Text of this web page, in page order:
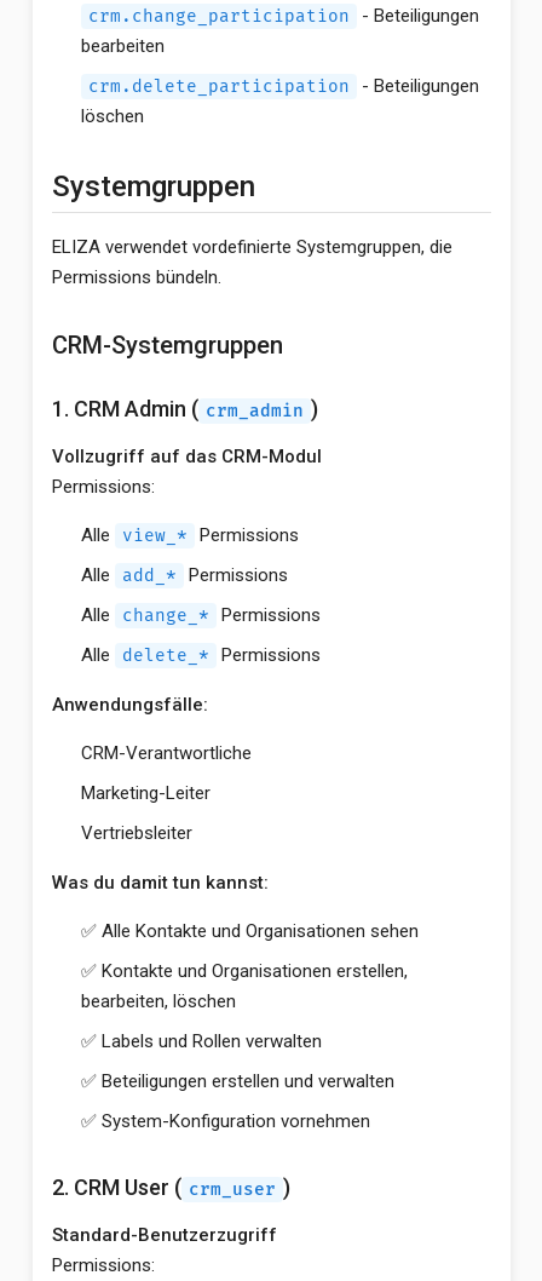
crm.change_participation
- Beteiligungen
bearbeiten
crm.delete_participation
- Beteiligungen
löschen
Systemgruppen
ELIZA verwendet vordefinierte Systemgruppen, die
Permissions bündeln.
CRM-Systemgruppen
1. CRM Admin ( crm_admin )
Vollzugriff auf das CRM-Modul
Permissions:
Alle view_*
Permissions
Alle
add_*
Permissions
Alle
change_*
Permissions
Alle
delete_* Permissions
Anwendungsfälle:
CRM-Verantwortliche
Marketing-Leiter
Vertriebsleiter
Was du damit tun kannst:
✅ Alle Kontakte und Organisationen sehen
✅ Kontakte und Organisationen erstellen,
bearbeiten, löschen
✅ Labels und Rollen verwalten
✅ Beteiligungen erstellen und verwalten
✅ System-Konfiguration vornehmen
2. CRM User ( crm_user )
Standard-Benutzerzugriff
Permissions: